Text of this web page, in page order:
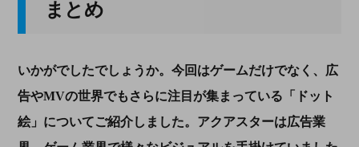
まとめ
いかがでしたでしょうか。今回はゲームだけでなく、広
告やMVの世界でもさらに注目が集まっている「ドット
絵」についてご紹介しました。アクアスターは広告業